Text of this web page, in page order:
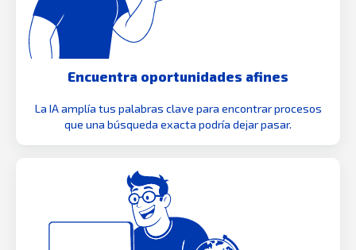
Encuentra oportunidades afines
La IA amplía tus palabras clave para encontrar procesos
que una búsqueda exacta podría dejar pasar.